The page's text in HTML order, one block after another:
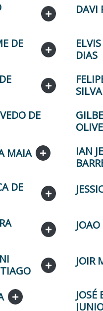
DAVI
DE
DIAS
SILVA
DE
MAIA
IAN
DE
JOIR
JOSÉ